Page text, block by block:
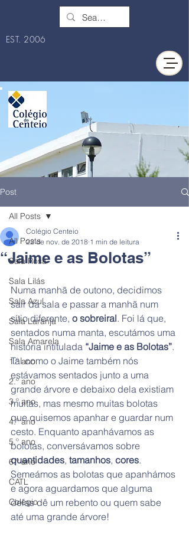
EST. 2006
Post
All Posts
Sala Rosa
Sala Lilás
Sala Azul
Sala Laranja
Sala Amarela
1.º ano
2.º ano
3.º ano
4.º ano
5.º ano
6.º ano
CATL
Colégio
All Posts
“Jaime e as Bolotas”
Colégio Centeio
22 de nov. de 2018 1 min de leitura
Numa manhã de outono, decidimos
sair da sala e passar a manhã num
sítio diferente, o sobreiral. Foi lá que,
sentados numa manta, escutámos uma
história intitulada “Jaime e as Bolotas”.
Tal como o Jaime também nós
estávamos sentados junto a uma
grande árvore e debaixo dela existiam
muitas, mas mesmo muitas bolotas
que quisemos apanhar e guardar num
cesto. Enquanto apanhávamos as
bolotas, conversávamos sobre
quantidades, tamanhos, cores.
Semeámos as bolotas que apanhámos
e agora aguardamos que alguma
delas dê um rebento ou quem sabe
até uma grande árvore!